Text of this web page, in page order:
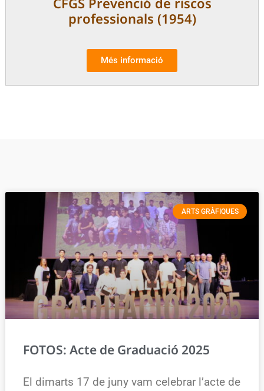
professionals (1954)
Més informació
ARTS GRÀFIQUES
FOTOS: Acte de Graduació 2025
El dimarts 17 de juny vam celebrar l’acte de